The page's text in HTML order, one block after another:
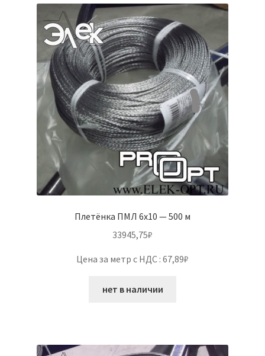
Плетёнка ПМЛ 6х10 — 500 м
33945,75₽
Цена за метр с НДС : 67,89₽
нет в наличии